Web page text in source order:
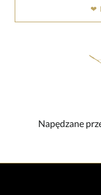
❤
Napędzane